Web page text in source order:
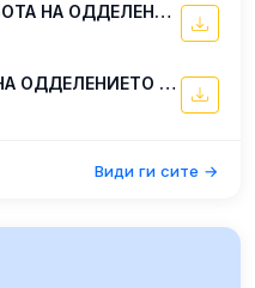
ГОДИШЕН ПЛАН ЗА РАБОТА НА ОДДЕЛЕНИЕТО ЗА ИНСПЕКЦИСКИ НАДЗОР ВО ЦЕНТАРОТ ЗА УПРАВУВАЊЕ СО КРИЗИ ЗА 2025 ГОДИНА
ИЗВЕШТАЈ ЗА РАБОТА НА ОДДЕЛЕНИЕТО ЗА ИНСПЕКЦИСКИ НАДЗОР ВО ЦЕНТАРОТ ЗА УПРАВУВАЊЕ СО КРИЗИ ЗА ПЕРИОДОТ ЈУЛИ-ДЕКЕМВРИ 2022 ГОДИНА
Види ги сите →